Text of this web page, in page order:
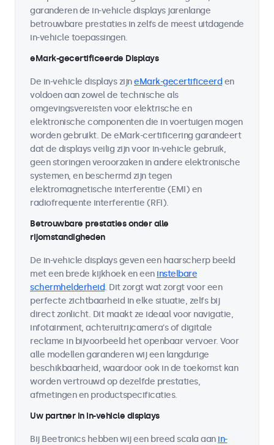
garanderen de in-vehicle displays jarenlange
betrouwbare prestaties in zelfs de meest uitdagende
in-vehicle toepassingen.
eMark-gecertificeerde Displays
De in-vehicle displays zijneMark-gecertificeerd en
voldoen aan zowel de technische als
omgevingsvereisten voor elektrische en
elektronische componenten die in voertuigen mogen
worden gebruikt. De eMark-certificering garandeert
dat de displays veilig zijn voor in-vehicle gebruik,
geen storingen veroorzaken in andere elektronische
systemen, en beschermd zijn tegen
elektromagnetische interferentie (EMI) en
radiofrequente interferentie (RFI).
Betrouwbare prestaties onder alle
rijomstandigheden
De in-vehicle displays geven een haarscherp beeld
met een brede kijkhoek en een instelbare
schermhelderheid. Dit zorgt wat zorgt voor een
perfecte zichtbaarheid in elke situatie, zelfs bij
direct zonlicht. Dit maakt ze ideaal voor navigatie,
infotainment, achteruitrijcamera's of digitale
reclame in bijvoorbeeld het openbaar vervoer. Voor
alle modellen garanderen wij een langdurige
beschikbaarheid, waardoor ook in de toekomst kan
worden vertrouwd op dezelfde prestaties,
afmetingen en productspecificaties.
Uw partner in in-vehicle displays
Bij Beetronics hebben wij een breed scala aan in-